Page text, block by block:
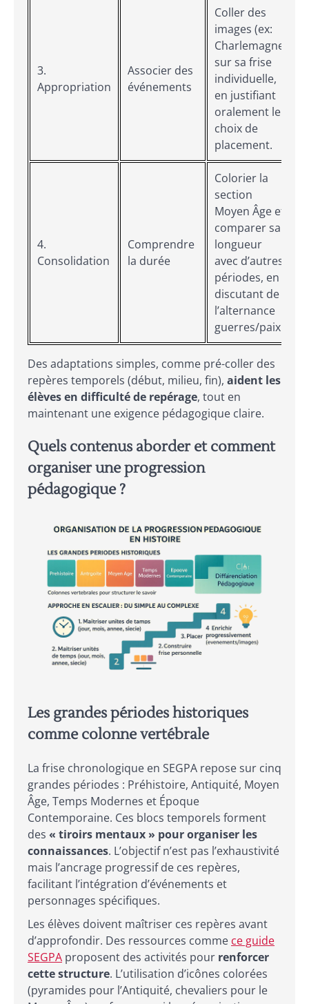
3.
Appropriation
Associer des
événements
Coller des
images (ex:
Charlemagne)
sur sa frise
individuelle,
en justifiant
oralement le
choix de
placement.
4.
Consolidation
Comprendre
la durée
Colorier la
section
Moyen Âge et
comparer sa
longueur
avec d’autres
périodes, en
discutant de
l’alternance
guerres/paix.
Des adaptations simples, comme pré-coller des
repères temporels (début, milieu, fin), aident les
élèves en difficulté de repérage, tout en
maintenant une exigence pédagogique claire.
Quels contenus aborder et comment
organiser une progression
pédagogique ?
Les grandes périodes historiques
comme colonne vertébrale
La frise chronologique en SEGPA repose sur cinq
grandes périodes : Préhistoire, Antiquité, Moyen
Âge, Temps Modernes et Époque
Contemporaine. Ces blocs temporels forment
des « tiroirs mentaux » pour organiser les
connaissances. L’objectif n’est pas l’exhaustivité
mais l’ancrage progressif de ces repères,
facilitant l’intégration d’événements et
personnages spécifiques.
Les élèves doivent maîtriser ces repères avant
d’approfondir. Des ressources comme ce guide
SEGPA proposent des activités pour renforcer
cette structure. L’utilisation d’icônes colorées
(pyramides pour l’Antiquité, chevaliers pour le